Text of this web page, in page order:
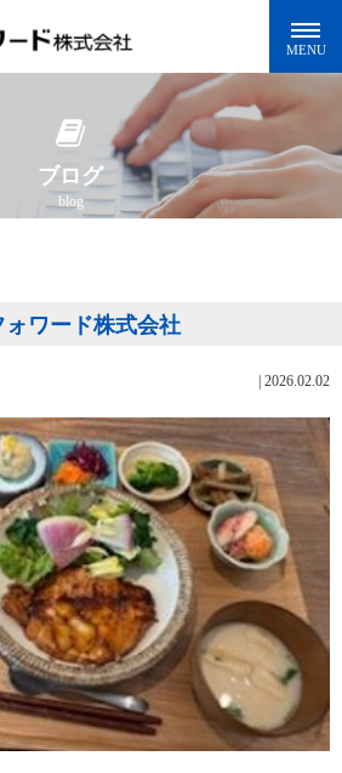
ブログ
blog
ワード株式会社
2026.02.02